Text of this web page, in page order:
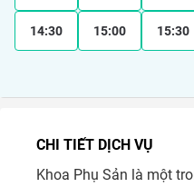
14:30 15:00 15:30
CHI TIẾT DỊCH VỤ
Khoa Phụ Sản là một